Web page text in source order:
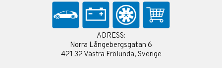
ADRESS:
Norra Långebergsgatan 6
421 32 Västra Frölunda, Sverige